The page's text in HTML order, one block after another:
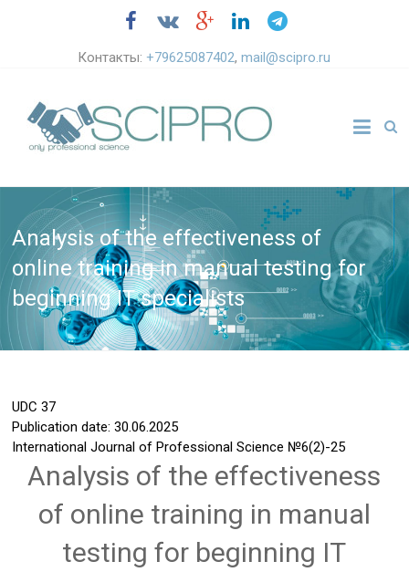
Контакты:+79625087402,mail@scipro.ru
Analysis of the effectiveness of
online training in manual testing for
beginning IT specialists
UDC37
Publication date: 30.06.2025
International Journal of Professional Science №6(2)-25
Analysis of the effectiveness
of online training in manual
testing for beginning IT